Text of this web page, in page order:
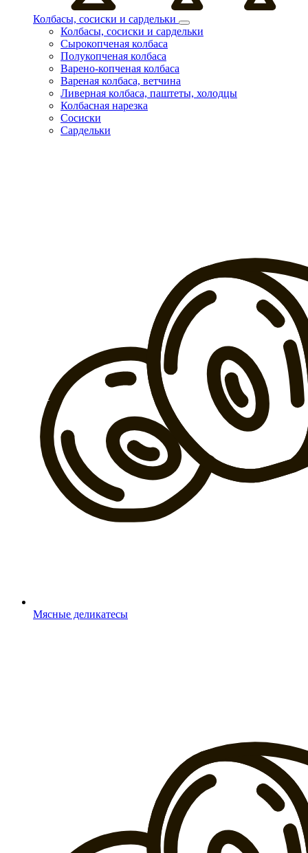
Колбасы, сосиски и сардельки
Колбасы, сосиски и сардельки
Сырокопченая колбаса
Полукопченая колбаса
Варено-копченая колбаса
Вареная колбаса, ветчина
Ливерная колбаса, паштеты, холодцы
Колбасная нарезка
Сосиски
Сардельки
Мясные деликатесы